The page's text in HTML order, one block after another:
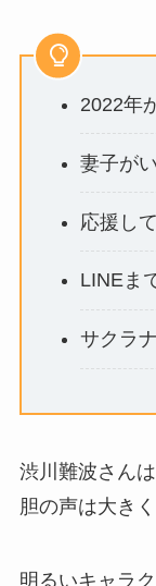
2022年
妻子が
応援し
LINEま
サクラ
渋川難波さん
胆の声は大き
明るいキャラ